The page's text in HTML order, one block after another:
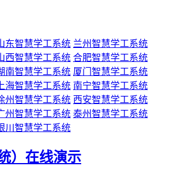
东智慧学工系统 兰州智慧学工系统
西智慧学工系统 合肥智慧学工系统
南智慧学工系统 厦门智慧学工系统
上海智慧学工系统 南宁智慧学工系统
州智慧学工系统 西安智慧学工系统
州智慧学工系统 泰州智慧学工系统
川智慧学工系统
）在线演示